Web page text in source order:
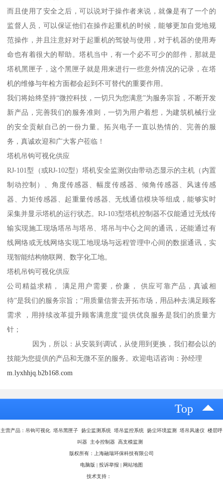
而且使用了安全之后，可以说对于操作者来说，就像是有了一个的
监督人员，可以保证他们在操作起重机的时候，能够更加自觉地规
范操作，并且注意好对于起重机的驾驶与使用，对于机器的使用寿
命也有着很大的帮助。塔机当中，有一个必不可少的部件，那就是
塔机黑匣子，这个黑匣子就是用来进行一些意外情况的记录，在塔
机的维修与年检方面都会起到不可替代的重要作用。
我们将始终坚持“微控科技，一切只为您满意”为服务宗旨，不断开发
新产品，完善我们的服务准则，一切为用户着想，为建筑机械行业
的安全贡献自己的一份力量。拓兴电子一直以热情的、完善的服
务，真诚欢迎和广大客户莅临！
塔机吊钩可视化供应
RJ-101型（或RJ-102型）塔机安全监测仪由带动态显示的主机（内置
制动控制）、角度传感器、幅度传感器、倾角传感器、风速传感
器、力矩传感器、起重量传感器、无线通信模块等组成，能够实时
采集并显示塔机的运行状态。RJ-103型塔机控制器不仅能通过无线传
输实现施工现场塔吊与塔吊、塔吊与中心之间的通讯，还能通过有
线网络或无线网络实现工地现场与远程管理中心间的数据通讯，实
现智能结构物联网、数字化工地。
塔机吊钩可视化供应
公司精益求精， 满足用户需要，价廉， 供应可靠产品，真诚相
待”是我们的服务宗旨；“用质量信誉去开拓市场，用品种去满足顾客
需求 ，用持续改革提升顾客满意度”提供优良服务是我们的质量方
针；
因为，所以：从安装到调试，从使用到更换，我们都会以的
技能为您提供的产品和无微不至的服务。欢迎电话咨询：孙经理
m.lyxhhjq.b2b168.com
Top
主营产品：吊钩可视化 塔吊黑匣子 扬尘监测系统 塔吊监控系统 扬尘环境监测 塔吊风速仪 楼层呼
叫器 主令控制器 高支模监测
版权所有：上海融瑞环保科技有限公司
电脑版 | 投诉举报 | 网站地图
技术支持：